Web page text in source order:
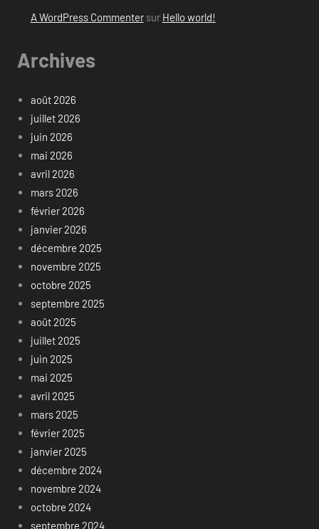
A WordPress Commentersur Hello world!
Archives
août 2026
juillet 2026
juin 2026
mai 2026
avril 2026
mars 2026
février 2026
janvier 2026
décembre 2025
novembre 2025
octobre 2025
septembre 2025
août 2025
juillet 2025
juin 2025
mai 2025
avril 2025
mars 2025
février 2025
janvier 2025
décembre 2024
novembre 2024
octobre 2024
septembre 2024